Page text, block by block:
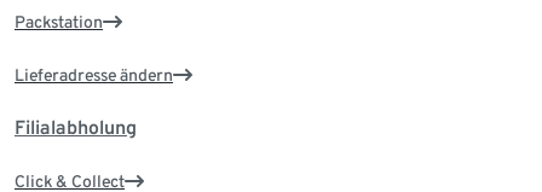
Packstation
Lieferadresse ändern
Filialabholung
Click & Collect